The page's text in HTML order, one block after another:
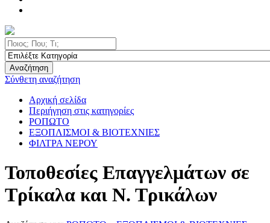
Αναζήτηση
Σύνθετη αναζήτηση
Αρχική σελίδα
Περιήγηση στις κατηγορίες
ΡΟΠΩΤΟ
ΕΞΟΠΛΙΣΜΟΙ & ΒΙΟΤΕΧΝΙΕΣ
ΦΙΛΤΡΑ ΝΕΡΟΥ
Τοποθεσίες Επαγγελμάτων σε
Τρίκαλα και Ν. Τρικάλων